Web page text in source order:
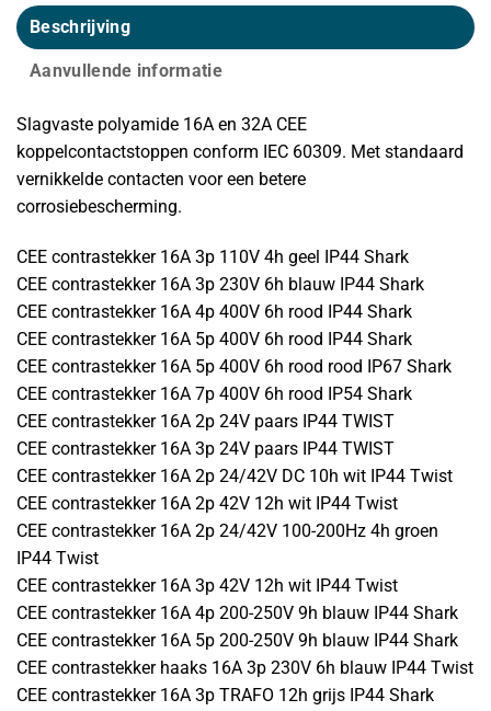
Beschrijving
Aanvullende informatie
Slagvaste polyamide 16A en 32A CEE
koppelcontactstoppen conform IEC 60309. Met standaard
vernikkelde contacten voor een betere
corrosiebescherming.
CEE contrastekker 16A 3p 110V 4h geel IP44 Shark
CEE contrastekker 16A 3p 230V 6h blauw IP44 Shark
CEE contrastekker 16A 4p 400V 6h rood IP44 Shark
CEE contrastekker 16A 5p 400V 6h rood IP44 Shark
CEE contrastekker 16A 5p 400V 6h rood rood IP67 Shark
CEE contrastekker 16A 7p 400V 6h rood IP54 Shark
CEE contrastekker 16A 2p 24V paars IP44 TWIST
CEE contrastekker 16A 3p 24V paars IP44 TWIST
CEE contrastekker 16A 2p 24/42V DC 10h wit IP44 Twist
CEE contrastekker 16A 2p 42V 12h wit IP44 Twist
CEE contrastekker 16A 2p 24/42V 100-200Hz 4h groen
IP44 Twist
CEE contrastekker 16A 3p 42V 12h wit IP44 Twist
CEE contrastekker 16A 4p 200-250V 9h blauw IP44 Shark
CEE contrastekker 16A 5p 200-250V 9h blauw IP44 Shark
CEE contrastekker haaks 16A 3p 230V 6h blauw IP44 Twist
CEE contrastekker 16A 3p TRAFO 12h grijs IP44 Shark